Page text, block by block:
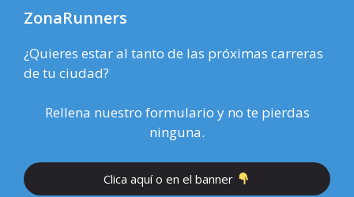
ZonaRunners
¿Quieres estar al tanto de las próximas carreras
de tu ciudad?
Rellena nuestro formulario y no te pierdas
ninguna.
Clica aquí o en el banner